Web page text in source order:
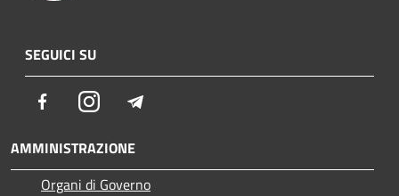
SEGUICI SU
FacebookInstagram
AMMINISTRAZIONE
Organi di Governo